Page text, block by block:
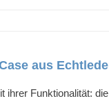
aus
Funktionalität: